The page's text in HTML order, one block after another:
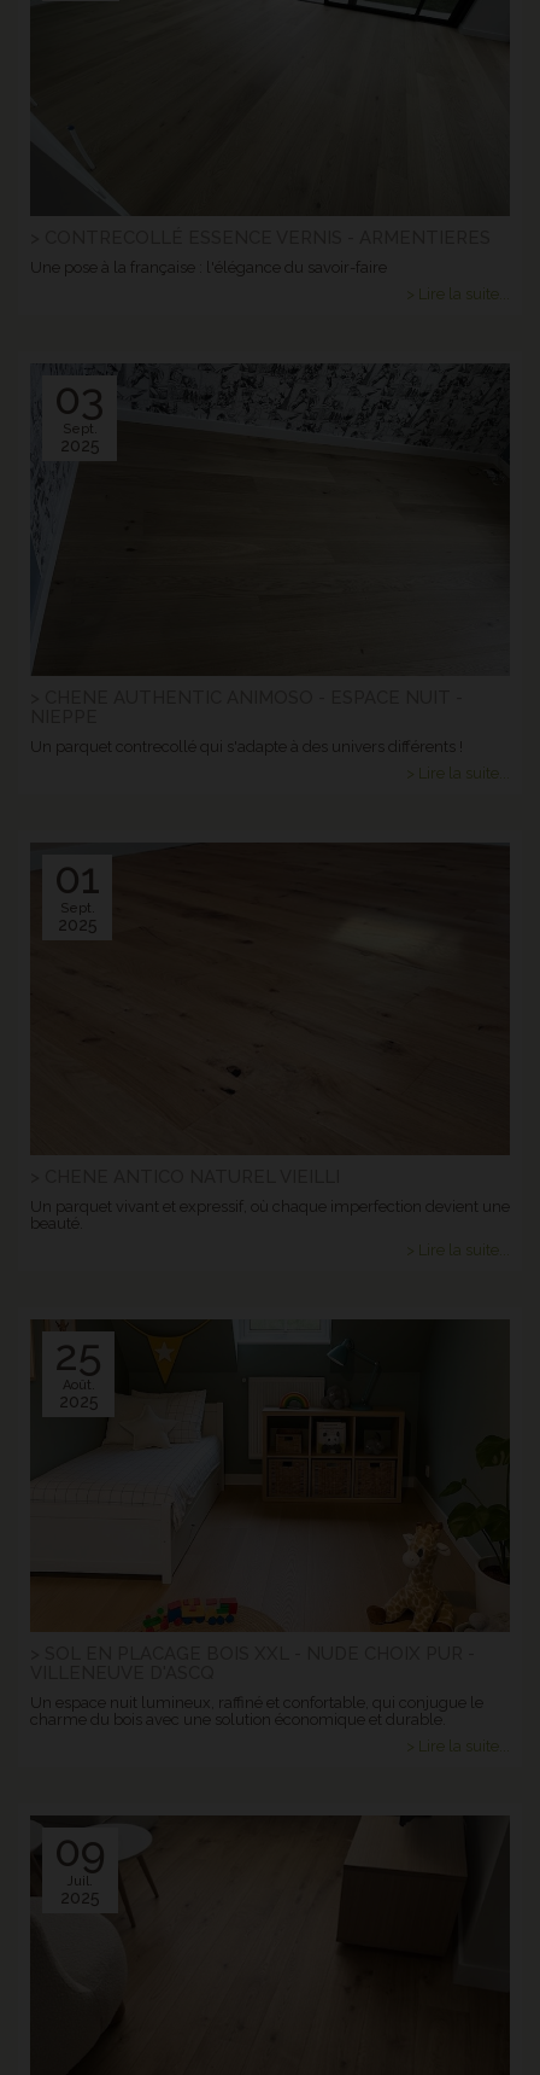
Une pose à la française : l'élégance du savoir-faire
> Lire la suite...
03
Sept.
2025
Un parquet contrecollé qui s'adapte à des univers différents !
> Lire la suite...
01
Sept.
2025
Un parquet vivant et expressif, où chaque imperfection devient une
beauté.
> Lire la suite...
25
Août.
2025
Un espace nuit lumineux, raffiné et confortable, qui conjugue le
charme du bois avec une solution économique et durable.
> Lire la suite...
09
Juil.
2025